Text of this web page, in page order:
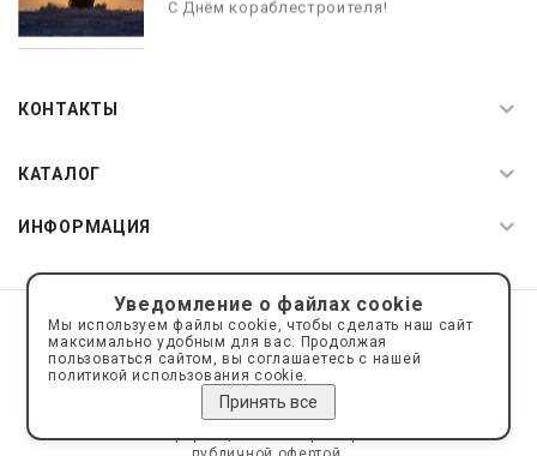
С Днём кораблестроителя!
КОНТАКТЫ
КАТАЛОГ
ИНФОРМАЦИЯ
© 2019—2026 Интернет пространство АкваРос
sale@a-ros.ru
Политика конфиденциальности
Политика обработки персональных данных
Сайт носит информационный характер и не является
Уведомление о файлах cookie
Мы используем файлы cookie, чтобы сделать наш сайт
максимально удобным для вас. Продолжая
пользоваться сайтом, вы соглашаетесь с нашей
политикой использования cookie.
Принять все